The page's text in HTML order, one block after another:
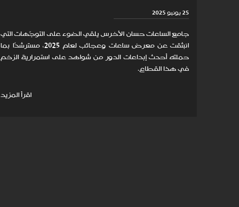
25 يونيو 2025
جامع الساعات حسان الأخرس يلقي الضوء على التوجّهات التي
انبثقت عن معرض ساعات وعجائب لعام 2025، مسترشدًا بما
حملته أحدث إبداعات الدور من شواهد على استمرارية الزخم
في هذا القطاع.
اقرأ المزيد